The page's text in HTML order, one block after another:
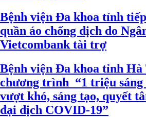
Bệnh viện Đa khoa tỉnh
quần áo chống dịch do
Vietcombank tài trợ
Bệnh viện Đa khoa tỉnh
chương trình “1 triệu sáng
vượt khó, sáng tạo, quyết
đại dịch COVID-19”